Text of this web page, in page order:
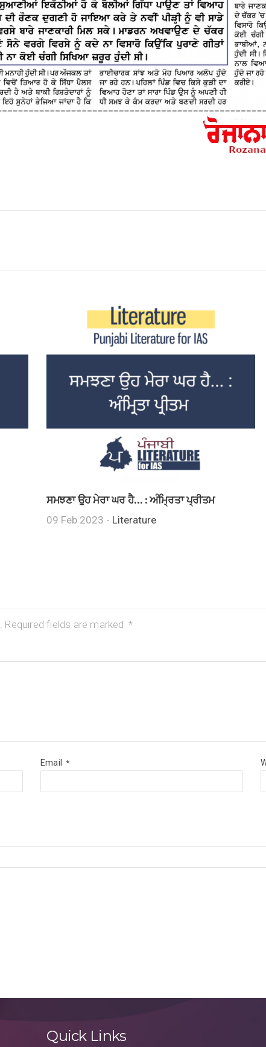
ਸਮਝਣਾ ਉਹ ਮੇਰਾ ਘਰ ਹੈ… : ਅੰਮ੍ਰਿਤਾ ਪ੍ਰੀਤਮ
09 Feb 2023 - Literature
Required fields are marked *
Email *
Quick Links